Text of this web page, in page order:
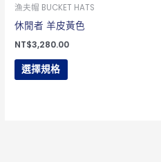
漁夫帽 BUCKET HATS
休閒者 羊皮黃色
NT$3,280.00
選擇規格
可
在
產
品
頁